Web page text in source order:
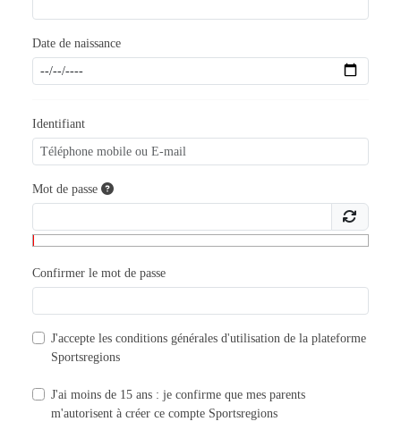
Date de naissance
Identifiant
Mot de passe
Confirmer le mot de passe
J'accepte les conditions générales d'utilisation de la plateforme
Sportsregions
J'ai moins de 15 ans : je confirme que mes parents
m'autorisent à créer ce compte Sportsregions